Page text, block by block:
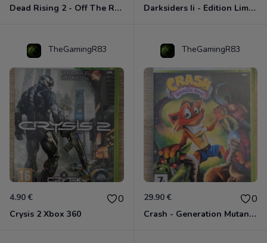
Dead Rising 2 - Off The Record Xbox 360 Darksiders Ii - Edition Limitée Xbox 360
TheGamingR83
4.90 € 0
Crysis 2 Xbox 360
TheGamingR83
29.90 € 0
Crash - Generation Mutant Xbox 360